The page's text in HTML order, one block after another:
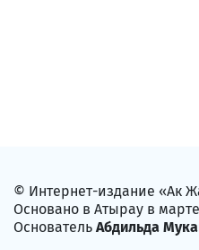
© Интернет-издание «Ак
Основано в Атырау в марте
Основатель Абдильда